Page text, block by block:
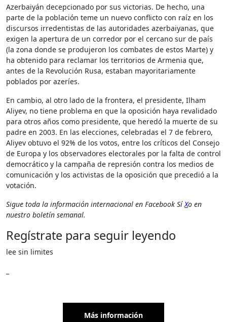
Azerbaiyán decepcionado por sus victorias. De hecho, una
parte de la población teme un nuevo conflicto con raíz en los
discursos irredentistas de las autoridades azerbaiyanas, que
exigen la apertura de un corredor por el cercano sur de país
(la zona donde se produjeron los combates de estos Marte) y
ha obtenido para reclamar los territorios de Armenia que,
antes de la Revolución Rusa, estaban mayoritariamente
poblados por azeríes.
En cambio, al otro lado de la frontera, el presidente, Ilham
Aliyev, no tiene problema en que la oposición haya revalidado
para otros años como presidente, que heredó la muerte de su
padre en 2003. En las elecciones, celebradas el 7 de febrero,
Aliyev obtuvo el 92% de los votos, entre los críticos del Consejo
de Europa y los observadores electorales por la falta de control
democrático y la campaña de represión contra los medios de
comunicación y los activistas de la oposición que precedió a la
votación.
Sigue toda la información internacional en Facebook SíXo en
nuestro boletín semanal.
Regístrate para seguir leyendo
lee sin limites
Más información